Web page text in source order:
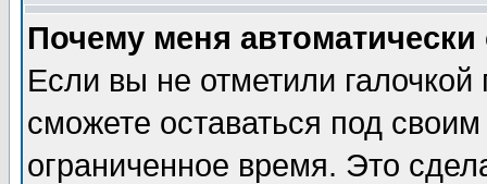
Почему меня автоматически
Если вы не отметили галочкой
сможете оставаться под
ограниченное время. Это